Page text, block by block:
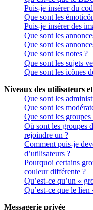
Puis-je insérer du
Que sont les
Puis-je insérer des
Que sont les
Que sont les
Que sont les notes ?
Que sont les sujets
Que sont les icônes
Niveaux des utilisateurs
Que sont les
Que sont les
Que sont les groupes
Où sont les groupes
rejoindre un ?
Comment puis-je
d’utilisateurs ?
Pourquoi certains
couleur différente ?
Qu’est-ce qu’un «
Qu’est-ce que le lien
Messagerie privée